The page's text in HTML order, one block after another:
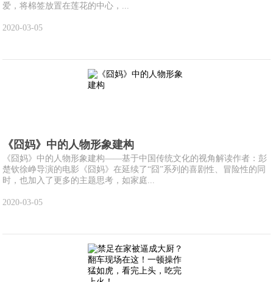
爱，将棉签放置在莲花的中心，...
2020-03-05
《囧妈》中的人物形象建构
《囧妈》中的人物形象建构——基于中国传统文化的视角解读作者：彭
楚钦徐峥导演的电影《囧妈》在延续了“囧”系列的喜剧性、冒险性的同
时，也加入了更多的主题思考，如家庭...
2020-03-05